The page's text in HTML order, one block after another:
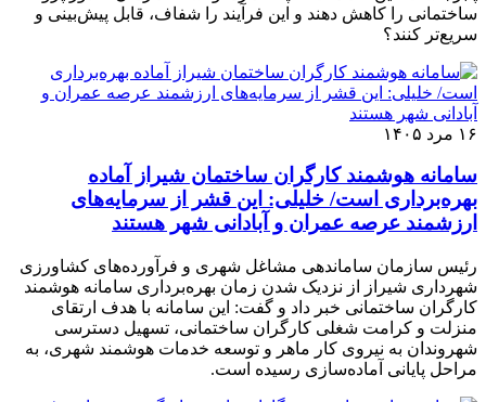
ساختمانی را کاهش دهند و این فرآیند را شفاف، قابل پیش‌بینی و
سریع‌تر کنند؟
۱۶ مرد ۱۴۰۵
سامانه هوشمند کارگران ساختمان شیراز آماده
بهره‌برداری است/ خلیلی: این قشر از سرمایه‌های
ارزشمند عرصه عمران و آبادانی شهر هستند
رئیس سازمان ساماندهی مشاغل شهری و فرآورده‌های کشاورزی
شهرداری شیراز از نزدیک شدن زمان بهره‌برداری سامانه هوشمند
کارگران ساختمانی خبر داد و گفت: این سامانه با هدف ارتقای
منزلت و کرامت شغلی کارگران ساختمانی، تسهیل دسترسی
شهروندان به نیروی کار ماهر و توسعه خدمات هوشمند شهری، به
مراحل پایانی آماده‌سازی رسیده است.